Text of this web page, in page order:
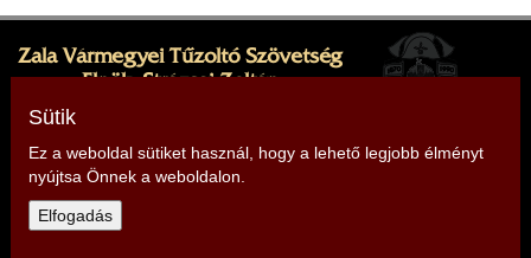
Zala Vármegyei Tűzoltó Szövetség
Elnök: Strázsai Zoltán
Cím: 8380 Hévíz, Sugár köz 1.
Telefon: +36 30 499 9912,
E-mail:
Sütik
Ez a weboldal sütiket használ, hogy a lehető legjobb élményt
nyújtsa Önnek a weboldalon.
Elfogadás